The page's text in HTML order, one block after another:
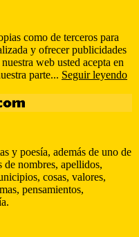
como de terceros para
y ofrecer publicidades
web usted acepta en
parte... Seguir leyendo
y poesía, además de uno de
de nombres, apellidos,
cosas, valores,
pensamientos,